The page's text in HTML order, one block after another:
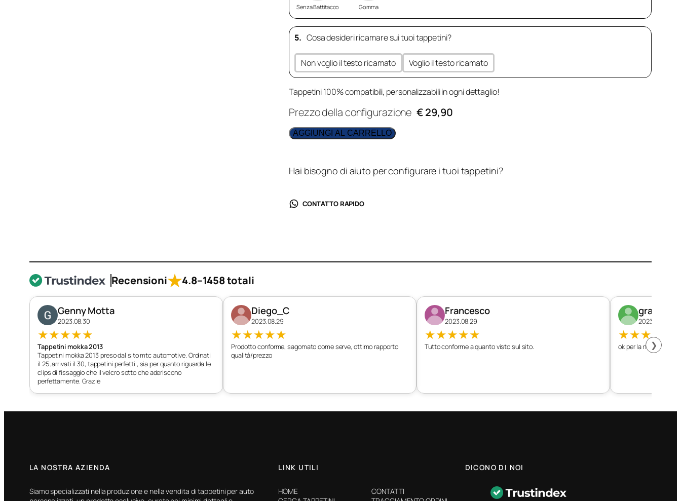
Senza Battitacco Gomma
5. Cosa desideri ricamare sui tuoi tappetini?
Non voglio il testo ricamato Voglio il testo ricamato
Tappetini 100% compatibili, personalizzabili in ogni dettaglio!
Prezzo della configurazione € 29,90
AGGIUNGI AL CARRELLO
Hai bisogno di aiuto per configurare i tuoi tappetini?
CONTATTO RAPIDO
Recensioni★4.8–1458 totali
Genny Motta
2023.08.30
★★★★★
Tappetini mokka 2013
Tappetini mokka 2013 preso dal sito mtc automotive. Ordinati
il 25 ,arrivati il 30, tappetini perfetti , sia per quanto riguarda le
clips di fissaggio che il velcro sotto che aderiscono
perfettamente. Grazie
Diego_C
2023.08.29
★★★★★
Prodotto conforme, sagomato come serve, ottimo rapporto
qualità/prezzo
Francesco
2023.08.29
★★★★★
Tutto conforme a quanto visto sul sito.
graziano
2023.08.26
★★★★
ok per la mia vettura
❯
LA NOSTRA AZIENDA
Siamo specializzati nella produzione e nella vendita di tappetini per auto
LINK UTILI
HOME
CONTATTI
DICONO DI NOI